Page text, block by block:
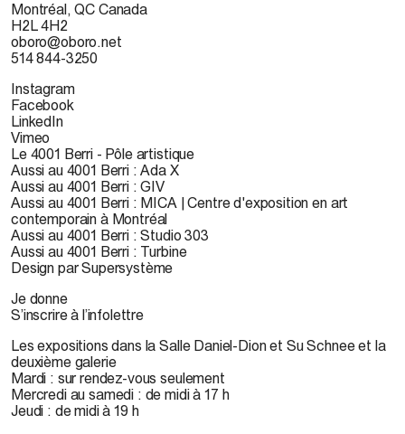
Montréal, QC Canada
H2L 4H2
oboro@oboro.net
514 844-3250
Instagram
Facebook
LinkedIn
Vimeo
Le 4001 Berri - Pôle artistique
Aussi au 4001 Berri : Ada X
Aussi au 4001 Berri : GIV
Aussi au 4001 Berri : MICA | Centre d'exposition en art
contemporain à Montréal
Aussi au 4001 Berri : Studio 303
Aussi au 4001 Berri : Turbine
Design par Supersystème
Je donne
S’inscrire à l’infolettre
Les expositions dans la Salle Daniel-Dion et Su Schnee et la
deuxième galerie
Mardi : sur rendez-vous seulement
Mercredi au samedi : de midi à 17 h
Jeudi : de midi à 19 h